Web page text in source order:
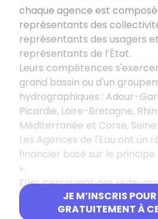
JE M’INSCRIS
GRATUITEMENT À
chaque agence est
représentants des
représentants des usagers
représentants de l’État.
Leurs compétences
grand bassin ou d'un
hydrographiques : Adour-
Picardie, Loire-Bretagne,
Méditerranée et Corse,
Les Agences de l'Eau ont un
financier basé sur le
».
Elles perçoivent des
des aides sous forme de prêt
aux collectivités locales, ainsi